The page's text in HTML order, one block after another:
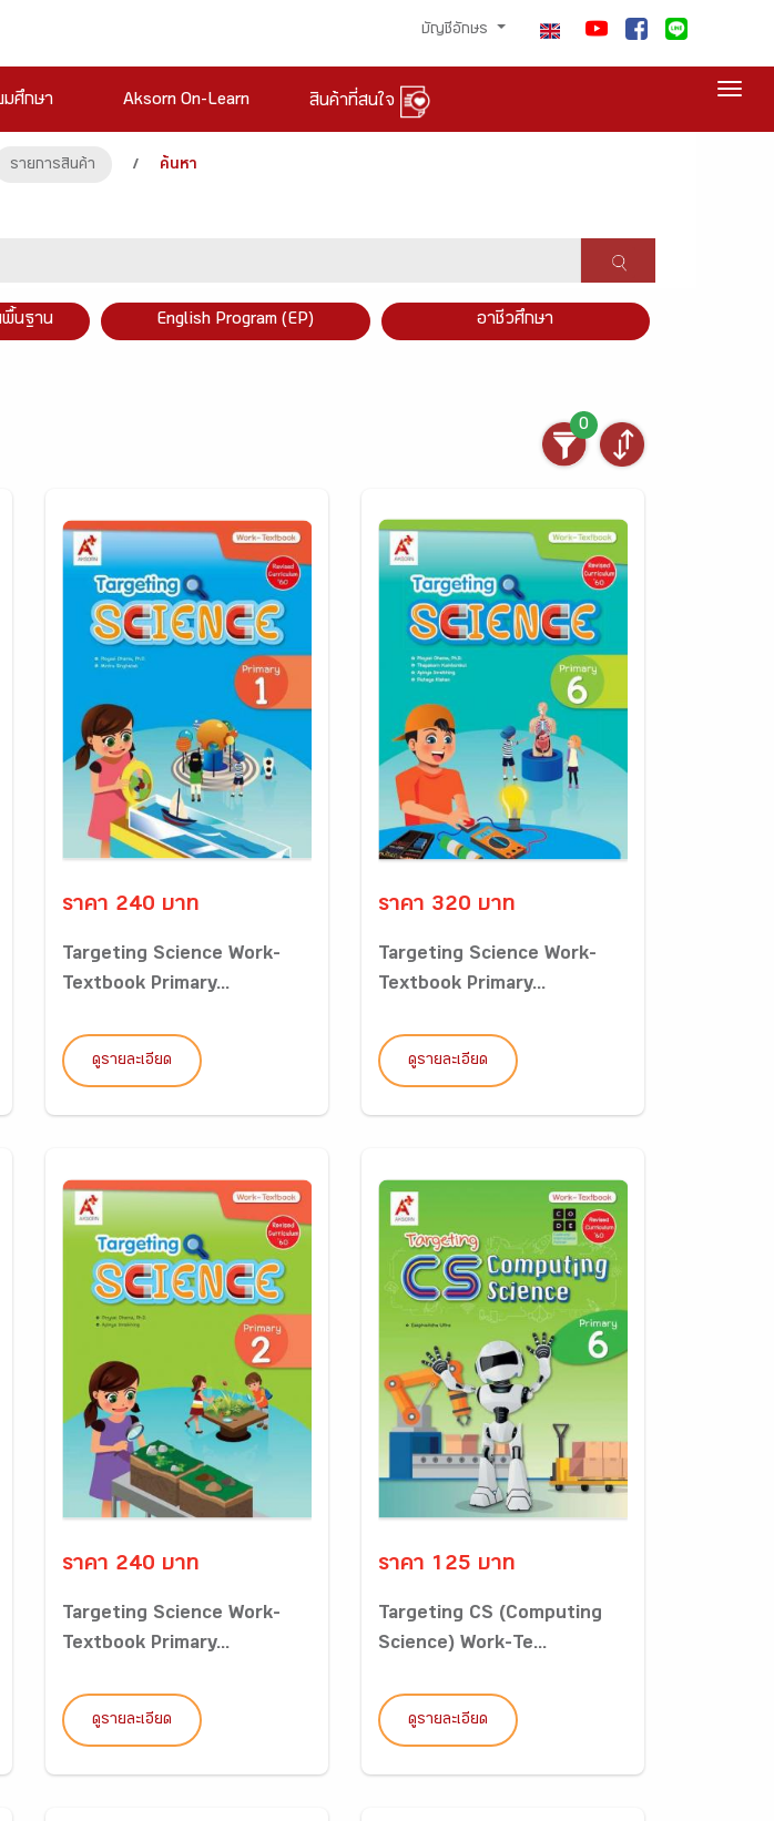
บัญชีอักษร
มศึกษา Aksorn On-Learn สินค้าที่สนใจ
รายการสินค้า / ค้นหา
พื้นฐาน English Program (EP) อาชีวศึกษา
0
ราคา 240 บาท
Targeting Science Work-
Textbook Primary...
ดูรายละเอียด
ราคา 320 บาท
Targeting Science Work-
Textbook Primary...
ดูรายละเอียด
ราคา 240 บาท
Targeting Science Work-
Textbook Primary...
ดูรายละเอียด
ราคา 125 บาท
Targeting CS (Computing
Science) Work-Te...
ดูรายละเอียด